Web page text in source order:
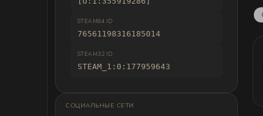
STEAM64 ID
76561198316185014
STEAM32 ID
STEAM_1:0:177959643
СОЦИАЛЬНЫЕ СЕТИ